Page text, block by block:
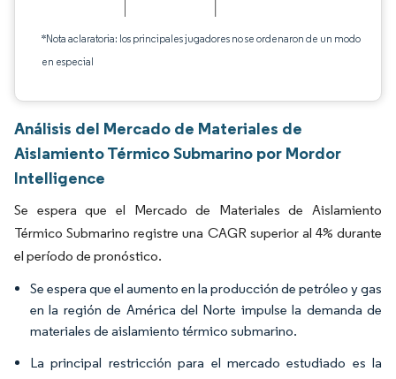
*Nota aclaratoria: los principales jugadores no se ordenaron de un modo
en especial
Análisis del Mercado de Materiales de
Aislamiento Térmico Submarino por Mordor
Intelligence
Se espera que el Mercado de Materiales de Aislamiento
Térmico Submarino registre una CAGR superior al 4% durante
el período de pronóstico.
Se espera que el aumento en la producción de petróleo y gas
en la región de América del Norte impulse la demanda de
materiales de aislamiento térmico submarino.
La principal restricción para el mercado estudiado es la